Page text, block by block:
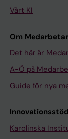
Vårt KI
Om
Det här är
A-Ö på
Guide för nya
Innovationsstöd
Karolinska